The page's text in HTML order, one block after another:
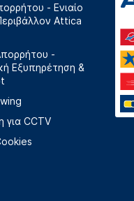
- Ενιαίο
Attica
-
Εξυπηρέτηση &
για CCTV